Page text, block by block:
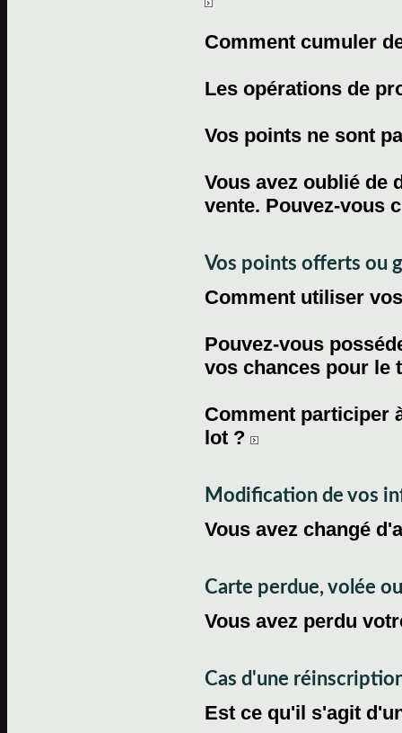
Comment cumuler
Les opérations de
Vos points ne sont
Vous avez oublié de
vente. Pouvez-vous
Vos points offerts ou
Comment utiliser
Pouvez-vous
vos chances pour le
Comment participer
lot ?
Modification de vos
Vous avez changé
Carte perdue, volée
Vous avez perdu
Cas d'une
Est ce qu'il s'agit